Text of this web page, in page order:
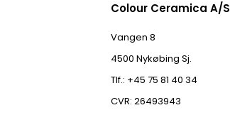
Colour Ceramica A/S
Vangen 8
4500 Nykøbing Sj.
Tlf.: +45 75 81 40 34
CVR: 26493943